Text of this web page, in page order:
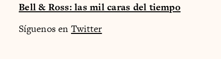
Bell & Ross: las mil caras del tiempo
Síguenos en Twitter